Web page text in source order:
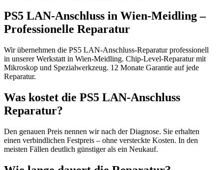
PS5 LAN-Anschluss in Wien-Meidling –
Professionelle Reparatur
Wir übernehmen die PS5 LAN-Anschluss-Reparatur professionell
in unserer Werkstatt in Wien-Meidling. Chip-Level-Reparatur mit
Mikroskop und Spezialwerkzeug. 12 Monate Garantie auf jede
Reparatur.
Was kostet die PS5 LAN-Anschluss
Reparatur?
Den genauen Preis nennen wir nach der Diagnose. Sie erhalten
einen verbindlichen Festpreis – ohne versteckte Kosten. In den
meisten Fällen deutlich günstiger als ein Neukauf.